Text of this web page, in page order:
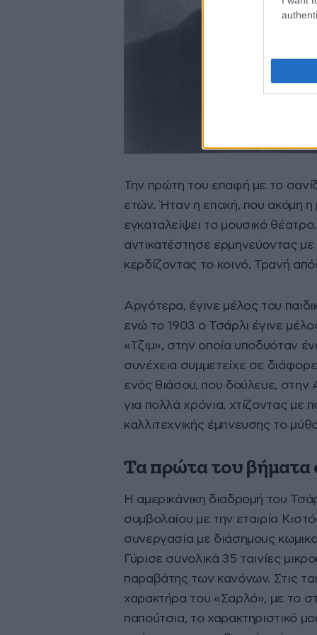
Την πρώτη του επαφή με το
ετών. Ήταν η εποχή, που ακόμη η
εγκαταλείψει το μουσικό
αντικατέστησε ερμηνεύοντας
κερδίζοντας το κοινό. Τρανή
Αργότερα, έγινε μέλος του
ενώ το 1903 ο Τσάρλι έγινε
«Τζιμ», στην οποία υποδυόταν
συνέχεια συμμετείχε σε
ενός θιάσου, που δούλευε, στην
για πολλά χρόνια, χτίζοντας με
καλλιτεχνικής έμπνευσης το
Τα πρώτα του βήματα
Η αμερικάνικη διαδρομή του
συμβολαίου με την εταιρία
συνεργασία με διάσημους
Γύρισε συνολικά 35 ταινίες
παραβάτης των κανόνων. Στις
χαρακτήρα του «Σαρλό», με το
παπούτσια, το χαρακτηριστικό